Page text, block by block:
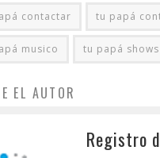
contactar tu papá
musico tu papá shows
EL AUTOR
Registro